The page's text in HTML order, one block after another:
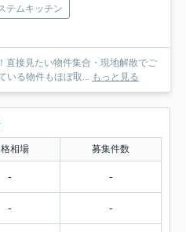
テムキッチン
直接見たい物件集合・現地解散でご
いる物件もほぼ取... もっと見る
相場 募集件数
- -
- -